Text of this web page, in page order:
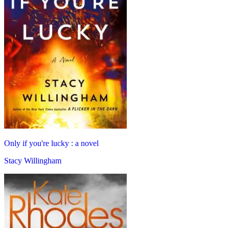
Only if you're lucky : a novel
Stacy Willingham